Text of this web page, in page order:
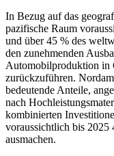
In Bezug auf das
pazifische Raum
und über 45 % des
den zunehmenden
Automobilproduktion in
zurückzuführen.
bedeutende Anteile,
nach
kombinierten
voraussichtlich bis 2025
ausmachen.